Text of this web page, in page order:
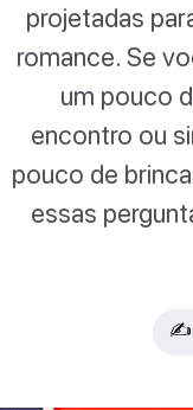
projetadas
romance. Se
um pouco
encontro ou
pouco de
essas
✍️